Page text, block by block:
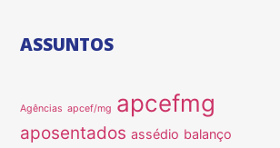
ASSUNTOS
Agências apcef/mg apcefmg
aposentados assédio balanço